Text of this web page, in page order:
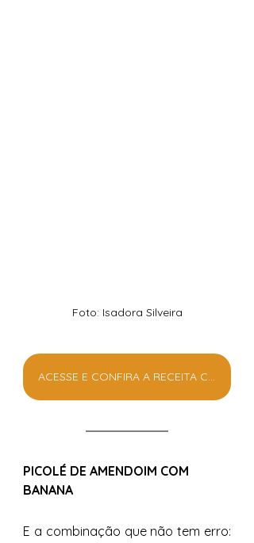
Foto: Isadora Silveira
ACESSE E CONFIRA A RECEITA COMPLETA
PICOLÉ DE AMENDOIM COM
BANANA
E a combinação que não tem erro: